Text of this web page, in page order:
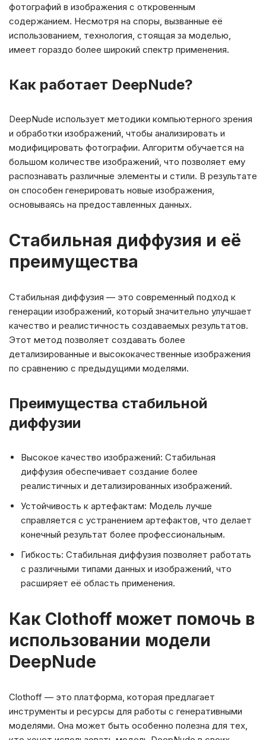
фотографий в изображения с откровенным
содержанием. Несмотря на споры, вызванные её
использованием, технология, стоящая за моделью,
имеет гораздо более широкий спектр применения.
Как работает DeepNude?
DeepNude использует методики компьютерного зрения
и обработки изображений, чтобы анализировать и
модифицировать фотографии. Алгоритм обучается на
большом количестве изображений, что позволяет ему
распознавать различные элементы и стили. В результате
он способен генерировать новые изображения,
основываясь на предоставленных данных.
Стабильная диффузия и её
преимущества
Стабильная диффузия — это современный подход к
генерации изображений, который значительно улучшает
качество и реалистичность создаваемых результатов.
Этот метод позволяет создавать более
детализированные и высококачественные изображения
по сравнению с предыдущими моделями.
Преимущества стабильной
диффузии
Высокое качество изображений: Стабильная
диффузия обеспечивает создание более
реалистичных и детализированных изображений.
Устойчивость к артефактам: Модель лучше
справляется с устранением артефактов, что делает
конечный результат более профессиональным.
Гибкость: Стабильная диффузия позволяет работать
с различными типами данных и изображений, что
расширяет её область применения.
Как Clothoff может помочь в
использовании модели
DeepNude
Clothoff — это платформа, которая предлагает
инструменты и ресурсы для работы с генеративными
моделями. Она может быть особенно полезна для тех,